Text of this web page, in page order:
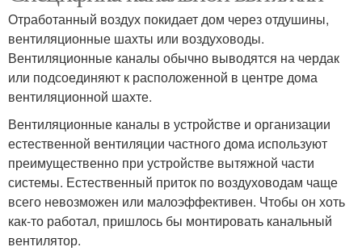
Отработанный воздух покидает дом через отдушины,
вентиляционные шахты или воздуховоды.
Вентиляционные каналы обычно выводятся на чердак
или подсоединяют к расположенной в центре дома
вентиляционной шахте.
Вентиляционные каналы в устройстве и организации
естественной вентиляции частного дома используют
преимущественно при устройстве вытяжной части
системы. Естественный приток по воздуховодам чаще
всего невозможен или малоэффективен. Чтобы он хоть
как-то работал, пришлось бы монтировать канальный
вентилятор.